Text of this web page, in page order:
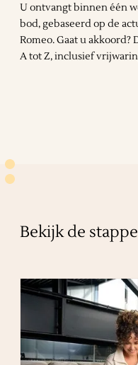
U ontvangt binnen één
bod, gebaseerd op de
Romeo. Gaat u
A tot Z, inclusief
Bekijk de